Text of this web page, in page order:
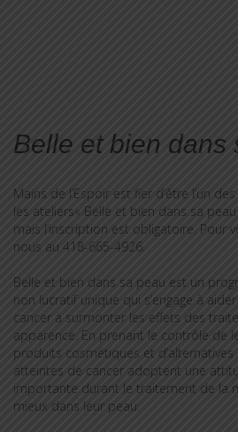
Belle et bien dans
Mains de l’Espoir est fier d’être l’un
les ateliers« Belle et bien dans sa peau
mais l’inscription est obligatoire. Pour
nous au 418-665-4926.
Belle et bien dans sa peau est un
non lucratif unique qui s’engage à
cancer à surmonter les effets des
apparence. En prenant le contrôle de
produits cosmétiques et
atteintes de cancer adoptent une
importante durant le traitement de la
mieux dans leur peau.